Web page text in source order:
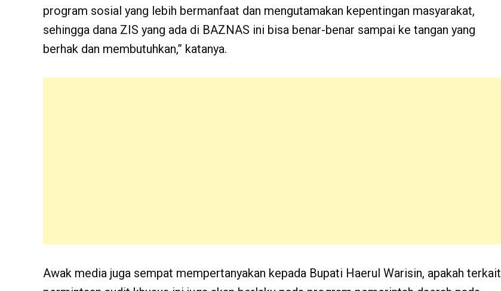
program sosial yang lebih bermanfaat dan mengutamakan kepentingan masyarakat,
sehingga dana ZIS yang ada di BAZNAS ini bisa benar-benar sampai ke tangan yang
berhak dan membutuhkan,” katanya.
Awak media juga sempat mempertanyakan kepada Bupati Haerul Warisin, apakah terkait